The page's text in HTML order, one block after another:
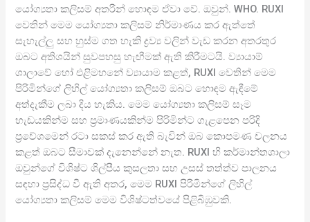
යෝග්‍යතා කලිසම් අතරින් හොඳම ඒවා වේ. ඔවුන්. WHO. RUXI
වෙතින් මෙම යෝග්‍යතා කලිසම් නිර්මාණය කර ඇත්තේ
සැහැල්ලු සහ හුස්ම ගත හැකි ද්‍රව්‍ය වලින් වැඩ කරන අතරතුර
ඔබට අතිශයින් සුවපහසු හැඟීමක් ඇති කිරීමටයි. ව්‍යායාම්
ශාලාවේ හෝ එළිමහනේ ව්‍යායාම කළත්, RUXI වෙතින් මෙම
පිරිමින්ගේ ලිහිල් යෝග්‍යතා කලිසම් ඔබට හොඳම ඇඳීමේ
අත්දැකීම ලබා දිය හැකිය. මෙම යෝග්‍යතා කලිසම් සෑම
හැඩයකින්ම සහ ප්‍රමාණයකින්ම පිරිමින්ට ගැළපෙන පරිදි
ප්‍රවේශමෙන් රටා සකස් කර ඇති බැවින් ඔබ කොපමණ චලනය
කළත් ඔබට සීමාවක් දැනෙන්නේ නැත. RUXI හි කර්මාන්තශාලා
ඔවුන්ගේ විශිෂ්ට ශිල්පීය කුසලතා සහ උසස් තත්ත්ව පාලනය
සඳහා ප්‍රසිද්ධ වී ඇති අතර, මෙම RUXI පිරිමින්ගේ ලිහිල්
යෝග්‍යතා කලිසම් මෙම විශිෂ්ටත්වයේ පිළිබිඹුවකි.